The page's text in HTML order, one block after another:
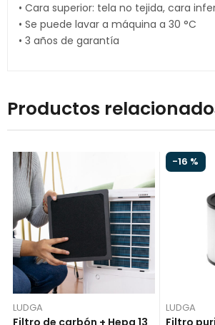
• Cara superior: tela no tejida, cara
• Se puede lavar a máquina a 30 °C
• 3 años de garantía
Productos
LUDGA
-16 %
LUDGA